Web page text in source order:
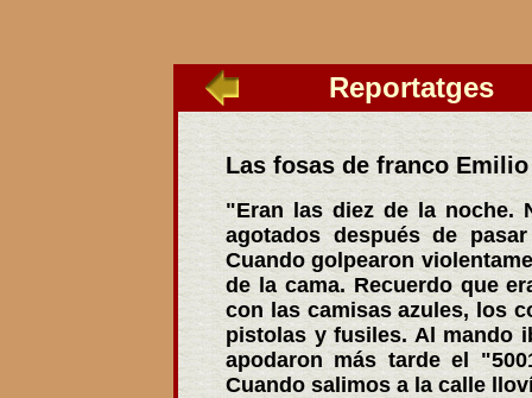
Reportatges
Las fosas de franco
"Eran las diez de la noche.
agotados después de
Cuando golpearon
de la cama. Recuerdo que
con las camisas azules, los
pistolas y fusiles. Al mando
apodaron más tarde el
Cuando salimos a la calle